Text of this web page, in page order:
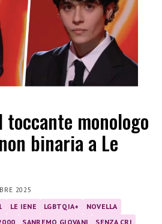
toccante monologo
binaria a Le
2025
LE IENE LGBTQIA+
NOVELLA
SANREMO GIOVANI SENZA CRI